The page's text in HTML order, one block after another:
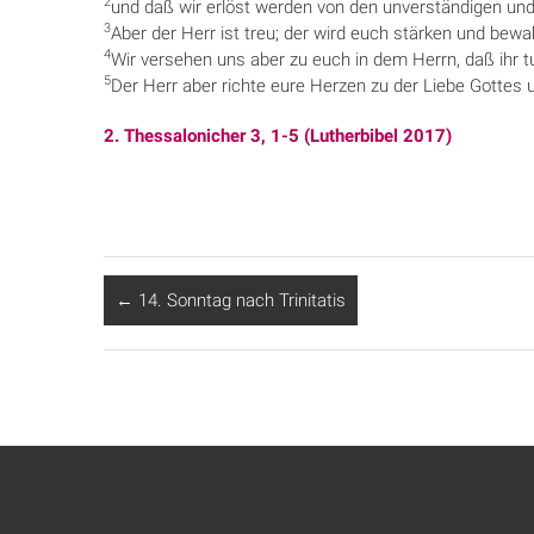
und daß wir erlöst werden von den unverständigen
3Aber der Herr ist treu; der wird euch stärken und
4Wir versehen uns aber zu euch in dem Herrn, daß ihr
5Der Herr aber richte eure Herzen zu der Liebe Gottes
2. Thessalonicher 3, 1-5 (Lutherbibel 2017)
← 14. Sonntag nach Trinitatis